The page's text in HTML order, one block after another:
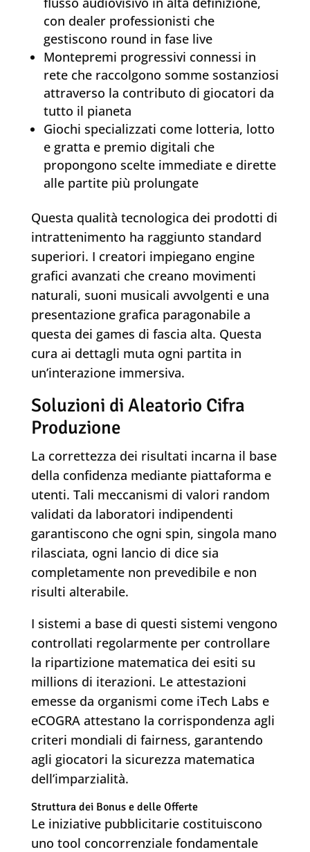
con dealer professionisti che
gestiscono round in fase live
Montepremi progressivi connessi in
rete che raccolgono somme sostanziosi
attraverso la contributo di giocatori da
tutto il pianeta
Giochi specializzati come lotteria, lotto
e gratta e premio digitali che
propongono scelte immediate e dirette
alle partite più prolungate
Questa qualità tecnologica dei prodotti di
intrattenimento ha raggiunto standard
superiori. I creatori impiegano engine
grafici avanzati che creano movimenti
naturali, suoni musicali avvolgenti e una
presentazione grafica paragonabile a
questa dei games di fascia alta. Questa
cura ai dettagli muta ogni partita in
un’interazione immersiva.
Soluzioni di Aleatorio Cifra
Produzione
La correttezza dei risultati incarna il base
della confidenza mediante piattaforma e
utenti. Tali meccanismi di valori random
validati da laboratori indipendenti
garantiscono che ogni spin, singola mano
rilasciata, ogni lancio di dice sia
completamente non prevedibile e non
risulti alterabile.
I sistemi a base di questi sistemi vengono
controllati regolarmente per controllare
la ripartizione matematica dei esiti su
millions di iterazioni. Le attestazioni
emesse da organismi come iTech Labs e
eCOGRA attestano la corrispondenza agli
criteri mondiali di fairness, garantendo
agli giocatori la sicurezza matematica
dell’imparzialità.
Struttura dei Bonus e delle Offerte
Le iniziative pubblicitarie costituiscono
uno tool concorrenziale fondamentale